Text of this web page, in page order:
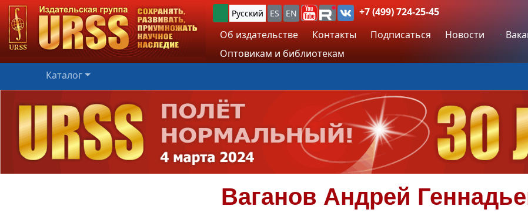
Русский ES EN
+7 (499) 724-25-45
Об издательстве
Контакты Подписаться Новости
Оптовикам и библиотекам
Каталог
Ваганов Андрей